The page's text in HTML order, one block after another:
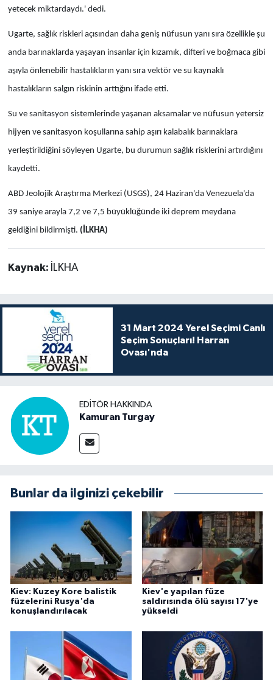
yetecek miktardaydı.' dedi.
Ugarte, sağlık riskleri açısından daha geniş nüfusun yanı sıra özellikle şu
anda barınaklarda yaşayan insanlar için kızamık, difteri ve boğmaca gibi
aşıyla önlenebilir hastalıkların yanı sıra vektör ve su kaynaklı
hastalıkların salgın riskinin arttığını ifade etti.
Su ve sanitasyon sistemlerinde yaşanan aksamalar ve nüfusun yetersiz
hijyen ve sanitasyon koşullarına sahip aşırı kalabalık barınaklara
yerleştirildiğini söyleyen Ugarte, bu durumun sağlık risklerini artırdığını
kaydetti.
ABD Jeolojik Araştırma Merkezi (USGS), 24 Haziran'da Venezuela'da
39 saniye arayla 7,2 ve 7,5 büyüklüğünde iki deprem meydana
geldiğini bildirmişti. (İLKHA)
Kaynak: İLKHA
31 Mart 2024 Yerel Seçimi Canlı
Seçim Sonuçları! Harran
Ovası'nda
EDITÖR HAKKINDA
Kamuran Turgay
Bunlar da ilginizi çekebilir
Kiev: Kuzey Kore balistik
füzelerini Rusya'da
konuşlandırılacak
Kiev'e yapılan füze
saldırısında ölü sayısı 17'ye
yükseldi